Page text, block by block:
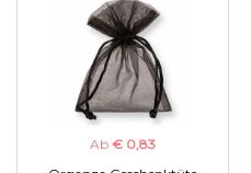
Ab € 0,83